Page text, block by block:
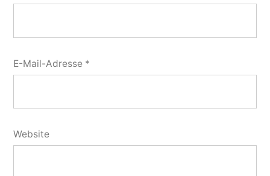
E-Mail-Adresse *
Website